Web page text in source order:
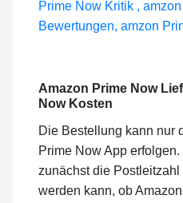
Amazon Prime Now
Now Kosten
Die Bestellung kann nur
Prime Now App
zunächst die
werden kann, ob